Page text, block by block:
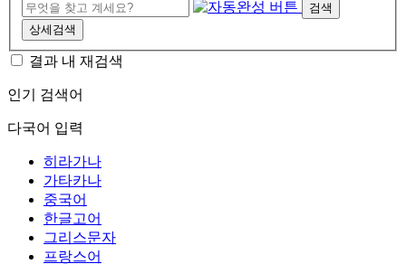
검색
상세검색
결과 내 재검색
인기 검색어
다국어 입력
히라가나
가타카나
중국어
한글고어
그리스문자
프랑스어